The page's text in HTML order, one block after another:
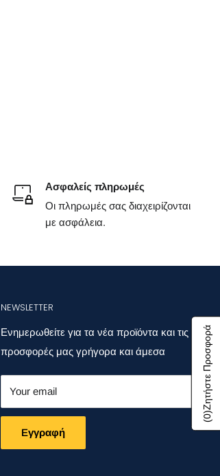
Ασφαλείς πληρωμές
Οι πληρωμές σας διαχειρίζονται
με ασφάλεια.
NEWSLETTER
Ενημερωθείτε για τα νέα προϊόντα και τις
προσφορές μας γρήγορα και άμεσα
Your email
Eγγραφή
(
0
)
Ζητήστε Προσφορά